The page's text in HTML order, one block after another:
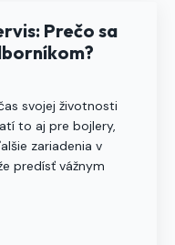
Prečo sa
svojej životnosti
to aj pre bojlery,
zariadenia v
predísť vážnym